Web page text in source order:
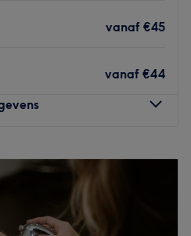
vanaf €45
vanaf €44
10:00
09:00